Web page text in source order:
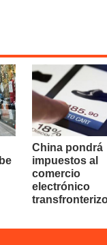
China pondrá
impuestos al
comercio
electrónico